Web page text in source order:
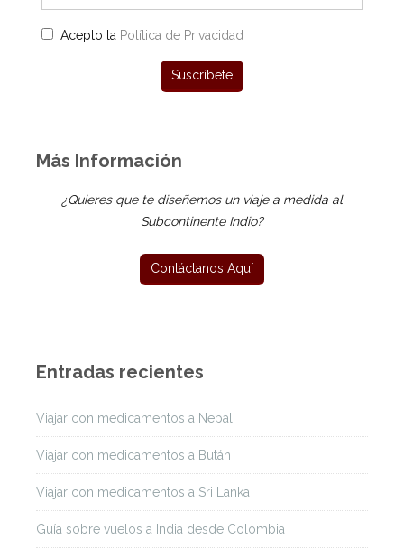
Acepto la Política de Privacidad
Más Información
¿Quieres que te diseñemos un viaje a medida al
Subcontinente Indio?
Entradas recientes
Viajar con medicamentos a Nepal
Viajar con medicamentos a Bután
Viajar con medicamentos a Sri Lanka
Guía sobre vuelos a India desde Colombia